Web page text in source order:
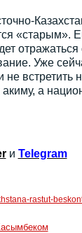
«старым».
Уже
не встретить
а
и Telegram
rastut-